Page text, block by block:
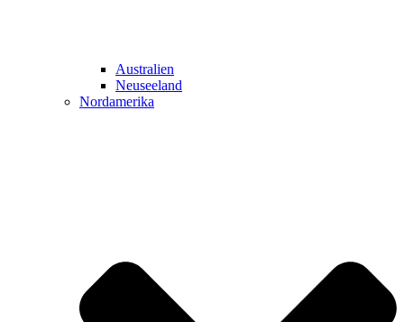
Australien
Neuseeland
Nordamerika